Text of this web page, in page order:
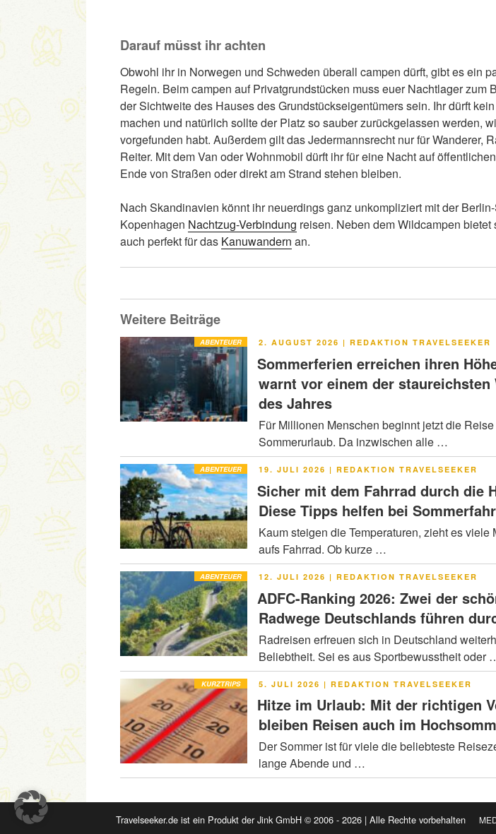
Darauf müsst ihr achten
Obwohl ihr in Norwegen und Schweden überall campen dürft, gibt es ein
Regeln. Beim campen auf Privatgrundstücken muss euer Nachtlager zum
der Sichtweite des Hauses des Grundstückseigentümers sein. Ihr dürft
machen und natürlich sollte der Platz so sauber zurückgelassen werden,
vorgefunden habt. Außerdem gilt das Jedermannsrecht nur für Wanderer,
Reiter. Mit dem Van oder Wohnmobil dürft ihr für eine Nacht auf
Ende von Straßen oder direkt am Strand stehen bleiben.
Nach Skandinavien könnt ihr neuerdings ganz unkompliziert mit der
Kopenhagen Nachtzug-Verbindung reisen. Neben dem Wildcampen
auch perfekt für das Kanuwandern an.
Weitere Beiträge
ABENTEUER
VERÖFFENTLICHT
2. AUGUST 2026 | REDAKTION TRAVELSEEKER
Sommerferien erreichen ihren
warnt vor einem der staureichsten
des Jahres
Für Millionen Menschen beginnt jetzt die
Sommerurlaub. Da inzwischen alle …
ABENTEUER
VERÖFFENTLICHT
19. JULI 2026 | REDAKTION TRAVELSEEKER
Sicher mit dem Fahrrad durch die
Diese Tipps helfen bei
Kaum steigen die Temperaturen, zieht es viele
aufs Fahrrad. Ob kurze …
ABENTEUER
VERÖFFENTLICHT
12. JULI 2026 | REDAKTION TRAVELSEEKER
ADFC-Ranking 2026: Zwei der
Radwege Deutschlands führen
Radreisen erfreuen sich in Deutschland
Beliebtheit. Sei es aus Sportbewusstheit oder
KURZTRIPS
VERÖFFENTLICHT
5. JULI 2026 | REDAKTION TRAVELSEEKER
Hitze im Urlaub: Mit der richtigen
bleiben Reisen auch im
Der Sommer ist für viele die beliebteste
lange Abende und …
Travelseeker.de ist ein Produkt der Jink GmbH © 2006 - 2026 | Alle Rechte vorbehalten